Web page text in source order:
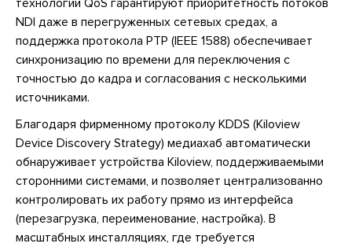
технологии QoS гарантируют приоритетность потоков
NDI даже в перегруженных сетевых средах, а
поддержка протокола PTP (IEEE 1588) обеспечивает
синхронизацию по времени для переключения с
точностью до кадра и согласования с несколькими
источниками.
Благодаря фирменному протоколу KDDS (Kiloview
Device Discovery Strategy) медиахаб автоматически
обнаруживает устройства Kiloview, поддерживаемыми
сторонними системами, и позволяет централизованно
контролировать их работу прямо из интерфейса
(перезагрузка, переименование, настройка). В
масштабных инсталляциях, где требуется